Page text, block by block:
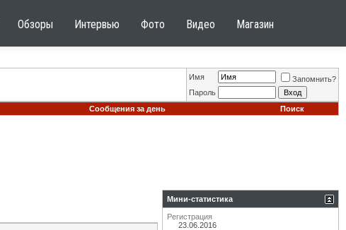
Обзоры Интервью Фото Видео Магазин
Имя
Запомнить?
Пароль
Сообщения за день Поиск
Мини-статистика
Регистрация
23.06.2016